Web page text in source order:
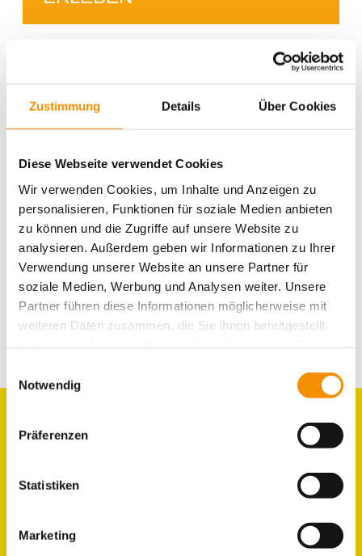
Zustimmung Details Über Cookies
Diese Webseite verwendet Cookies
Wir verwenden Cookies, um Inhalte und Anzeigen zu
personalisieren, Funktionen für soziale Medien anbieten
zu können und die Zugriffe auf unsere Website zu
analysieren. Außerdem geben wir Informationen zu Ihrer
Verwendung unserer Website an unsere Partner für
soziale Medien, Werbung und Analysen weiter. Unsere
Partner führen diese Informationen möglicherweise mit
weiteren Daten zusammen, die Sie ihnen bereitgestellt
Notwendig
Präferenzen
Statistiken
Marketing
Belgisches
Cologne Drinks
einzigartig Entspannung Essen Essen für alle
Events family
Karneval kiddys Kreativität Kunst
Nacht Köln Umgebung lifestyle Messe Messen music
party Rhein Romantik schwimmen Shopping
Sightseeing Spielen & Spaß Sport summertime Süßes
Trinken Typisch Köln Umgebung Veranstaltungen
Weihnachten Weihnachtszeit
ZIMMER
LAGE & UMGEBUNG